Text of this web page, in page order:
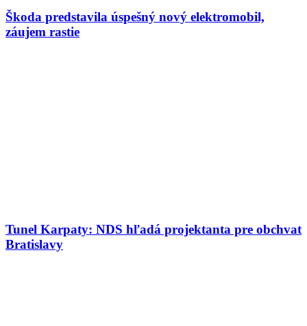
Škoda predstavila úspešný nový elektromobil,
záujem rastie
Tunel Karpaty: NDS hľadá projektanta pre obchvat
Bratislavy